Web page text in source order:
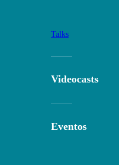
Talks
Videocasts
Eventos